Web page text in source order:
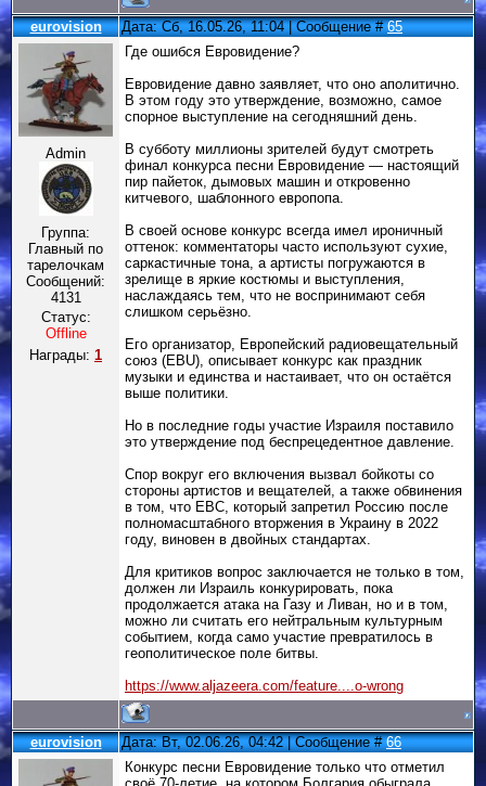
eurovision Дата: Сб, 16.05.26, 11:04 | Сообщение #65
Admin
Группа:
Главный по
тарелочкам
Сообщений:
4131
Статус:
Offline
Награды: 1
Где ошибся Евровидение?
Евровидение давно заявляет, что оно аполитично.
В этом году это утверждение, возможно, самое
спорное выступление на сегодняшний день.
В субботу миллионы зрителей будут смотреть
финал конкурса песни Евровидение — настоящий
пир пайеток, дымовых машин и откровенно
китчевого, шаблонного европопа.
В своей основе конкурс всегда имел ироничный
оттенок: комментаторы часто используют сухие,
саркастичные тона, а артисты погружаются в
зрелище в яркие костюмы и выступления,
наслаждаясь тем, что не воспринимают себя
слишком серьёзно.
Его организатор, Европейский радиовещательный
союз (EBU), описывает конкурс как праздник
музыки и единства и настаивает, что он остаётся
выше политики.
Но в последние годы участие Израиля поставило
это утверждение под беспрецедентное давление.
Спор вокруг его включения вызвал бойкоты со
стороны артистов и вещателей, а также обвинения
в том, что ЕВС, который запретил Россию после
полномасштабного вторжения в Украину в 2022
году, виновен в двойных стандартах.
Для критиков вопрос заключается не только в том,
должен ли Израиль конкурировать, пока
продолжается атака на Газу и Ливан, но и в том,
можно ли считать его нейтральным культурным
событием, когда само участие превратилось в
геополитическое поле битвы.
https://www.aljazeera.com/feature....o-wrong
eurovision Дата: Вт, 02.06.26, 04:42 | Сообщение #66
Конкурс песни Евровидение только что отметил